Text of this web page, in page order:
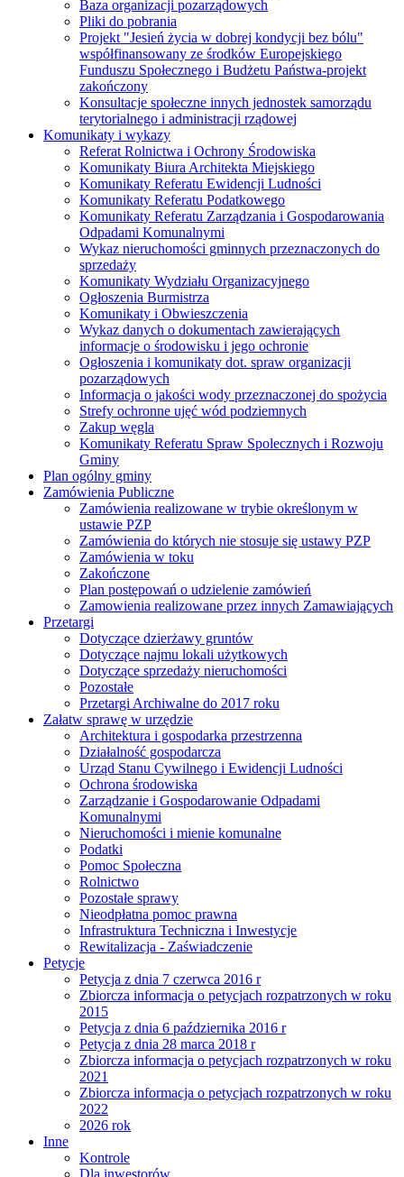
Baza organizacji pozarządowych
Pliki do pobrania
Projekt "Jesień życia w dobrej kondycji bez bólu"
współfinansowany ze środków Europejskiego
Funduszu Społecznego i Budżetu Państwa-projekt
zakończony
Konsultacje społeczne innych jednostek samorządu
terytorialnego i administracji rządowej
Komunikaty i wykazy
Referat Rolnictwa i Ochrony Środowiska
Komunikaty Biura Architekta Miejskiego
Komunikaty Referatu Ewidencji Ludności
Komunikaty Referatu Podatkowego
Komunikaty Referatu Zarządzania i Gospodarowania
Odpadami Komunalnymi
Wykaz nieruchomości gminnych przeznaczonych do
sprzedaży
Komunikaty Wydziału Organizacyjnego
Ogłoszenia Burmistrza
Komunikaty i Obwieszczenia
Wykaz danych o dokumentach zawierających
informacje o środowisku i jego ochronie
Ogłoszenia i komunikaty dot. spraw organizacji
pozarządowych
Informacja o jakości wody przeznaczonej do spożycia
Strefy ochronne ujęć wód podziemnych
Zakup węgla
Komunikaty Referatu Spraw Spolecznych i Rozwoju
Gminy
Plan ogólny gminy
Zamówienia Publiczne
Zamówienia realizowane w trybie określonym w
ustawie PZP
Zamówienia do których nie stosuje się ustawy PZP
Zamówienia w toku
Zakończone
Plan postępowań o udzielenie zamówień
Zamowienia realizowane przez innych Zamawiających
Przetargi
Dotyczące dzierżawy gruntów
Dotyczące najmu lokali użytkowych
Dotyczące sprzedaży nieruchomości
Pozostałe
Przetargi Archiwalne do 2017 roku
Załatw sprawę w urzędzie
Architektura i gospodarka przestrzenna
Działalność gospodarcza
Urząd Stanu Cywilnego i Ewidencji Ludności
Ochrona środowiska
Zarządzanie i Gospodarowanie Odpadami
Komunalnymi
Nieruchomości i mienie komunalne
Podatki
Pomoc Społeczna
Rolnictwo
Pozostałe sprawy
Nieodpłatna pomoc prawna
Infrastruktura Techniczna i Inwestycje
Rewitalizacja - Zaświadczenie
Petycje
Petycja z dnia 7 czerwca 2016 r
Zbiorcza informacja o petycjach rozpatrzonych w roku
2015
Petycja z dnia 6 października 2016 r
Petycja z dnia 28 marca 2018 r
Zbiorcza informacja o petycjach rozpatrzonych w roku
2021
Zbiorcza informacja o petycjach rozpatrzonych w roku
2022
2026 rok
Inne
Kontrole
Dla inwestorów